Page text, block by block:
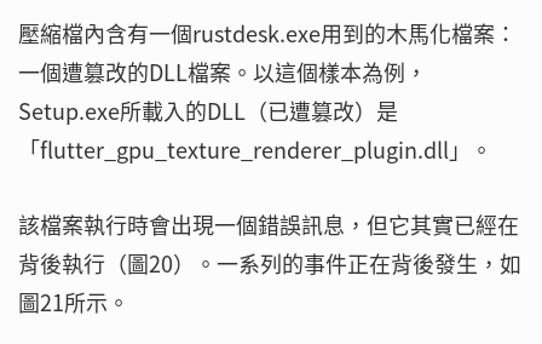
壓縮檔內含有一個rustdesk.exe用到的木馬化檔案：
一個遭篡改的DLL檔案。以這個樣本為例，
Setup.exe所載入的DLL（已遭篡改）是
「flutter_gpu_texture_renderer_plugin.dll」。
該檔案執行時會出現一個錯誤訊息，但它其實已經在
背後執行（圖20）。一系列的事件正在背後發生，如
圖21所示。